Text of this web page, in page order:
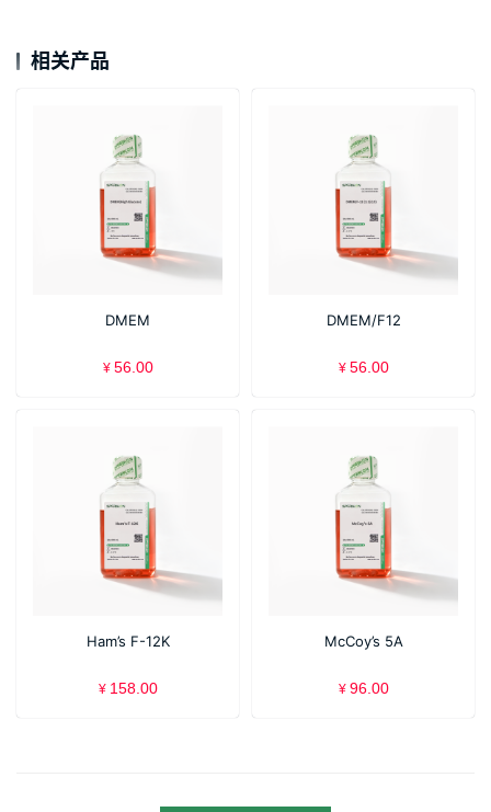
相关产品
DMEM
¥ 56.00
DMEM/F12
¥ 56.00
Ham’s F-12K
¥ 158.00
McCoy’s 5A
¥ 96.00